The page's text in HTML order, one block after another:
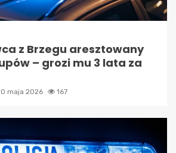
z Brzegu aresztowany
– grozi mu 3 lata za
maja 2026 167